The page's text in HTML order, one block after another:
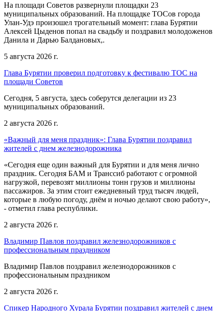
На площади Советов развернули площадки 23
муниципальных образований. На площадке ТОСов города
Улан-Удэ произошел трогательный момент: глава Бурятии
Алексей Цыденов попал на свадьбу и поздравил молодоженов
Данила и Дарью Балдановых,.
5 августа 2026 г.
Глава Бурятии проверил подготовку к фестивалю ТОС на
площади Советов
Сегодня, 5 августа, здесь соберутся делегации из 23
муниципальных образований.
2 августа 2026 г.
«Важный для меня праздник»: Глава Бурятии поздравил
жителей с днем железнодорожника
«Сегодня еще один важный для Бурятии и для меня лично
праздник. Сегодня БАМ и Транссиб работают с огромной
нагрузкой, перевозят миллионы тонн грузов и миллионы
пассажиров. За этим стоит ежедневный труд тысяч людей,
которые в любую погоду, днём и ночью делают свою работу»,
- отметил глава республики.
2 августа 2026 г.
Владимир Павлов поздравил железнодорожников с
профессиональным праздником
Владимир Павлов поздравил железнодорожников с
профессиональным праздником
2 августа 2026 г.
Спикер Народного Хурала Бурятии поздравил жителей с днем